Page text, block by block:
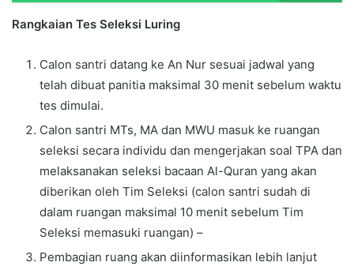
Rangkaian Tes Seleksi Luring
Calon santri datang ke An Nur sesuai jadwal yang
telah dibuat panitia maksimal 30 menit sebelum waktu
tes dimulai.
Calon santri MTs, MA dan MWU masuk ke ruangan
seleksi secara individu dan mengerjakan soal TPA dan
melaksanakan seleksi bacaan Al-Quran yang akan
diberikan oleh Tim Seleksi (calon santri sudah di
dalam ruangan maksimal 10 menit sebelum Tim
Seleksi memasuki ruangan) –
Pembagian ruang akan diinformasikan lebih lanjut